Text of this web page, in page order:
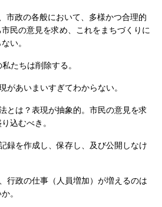
政の各般において、多様かつ合理的
民の意見を求め、これをまちづくりに
い。
たちは削除する。
があいまいすぎてわからない。
とは？表現が抽象的。市民の意見を求
込むべき。
を作成し、保存し、及び公開しなけ
行政の仕事（人員増加）が増えるのは
。